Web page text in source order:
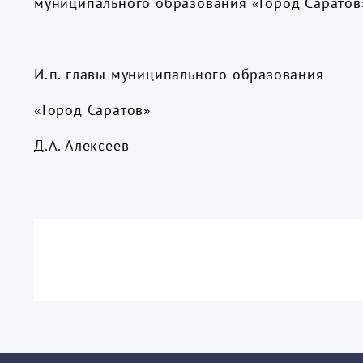
И.п. главы муниципального образования
«Город
Д.А. Алексеев